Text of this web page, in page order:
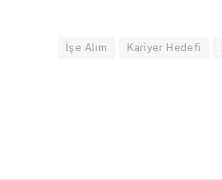
İşe Alım Kariyer Hedefi